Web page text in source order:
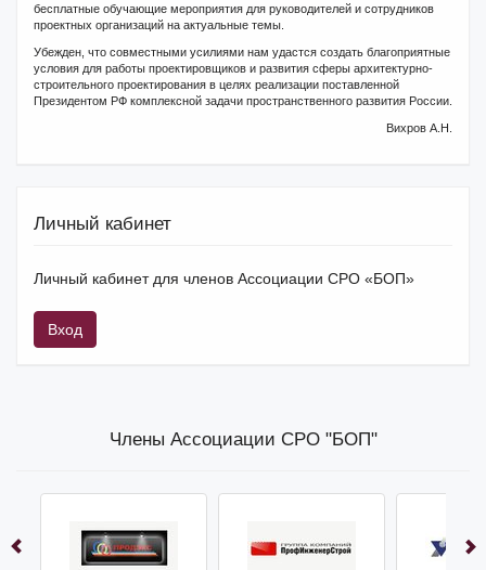
бесплатные обучающие мероприятия для руководителей и сотрудников
проектных организаций на актуальные темы.
Убежден, что совместными усилиями нам удастся создать благоприятные
условия для работы проектировщиков и развития сферы архитектурно-
строительного проектирования в целях реализации поставленной
Президентом РФ комплексной задачи пространственного развития России.
Вихров А.Н.
Личный кабинет
Личный кабинет для членов Ассоциации СРО «БОП»
Вход
Члены Ассоциации СРО "БОП"